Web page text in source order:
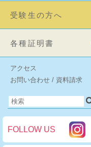
受験生の方へ
各種証明書
アクセス
お問い合わせ / 資料請求
FOLLOW US